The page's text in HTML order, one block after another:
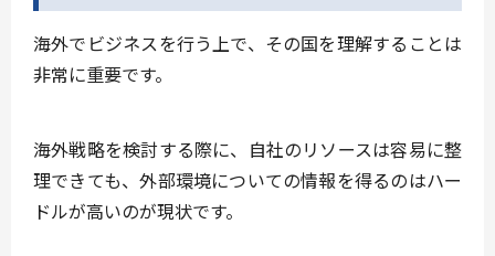
海外でビジネスを行う上で、その国を理解することは
非常に重要です。
海外戦略を検討する際に、自社のリソースは容易に整
理できても、外部環境についての情報を得るのはハー
ドルが高いのが現状です。